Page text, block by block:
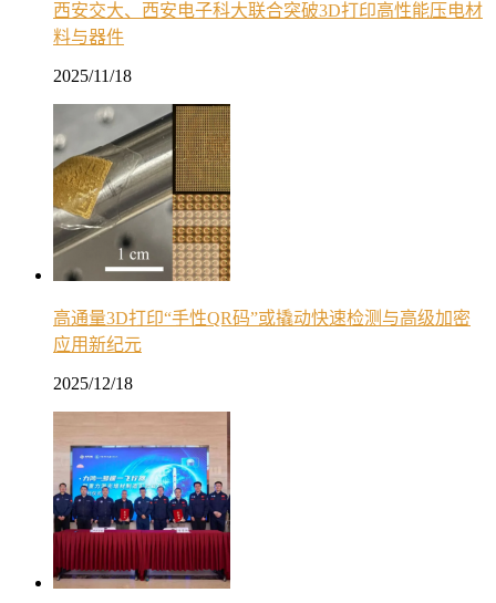
西安交大、西安电子科大联合突破3D打印高性能压电材
料与器件
2025/11/18
高通量3D打印“手性QR码”或撬动快速检测与高级加密
应用新纪元
2025/12/18